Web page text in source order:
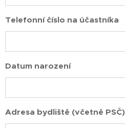
Telefonní číslo na účastníka
Datum narození
Adresa bydliště (včetně PSČ)